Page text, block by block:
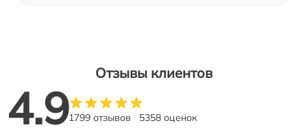
Отзывы клиентов
4.91799 отзывов 5358 оценок